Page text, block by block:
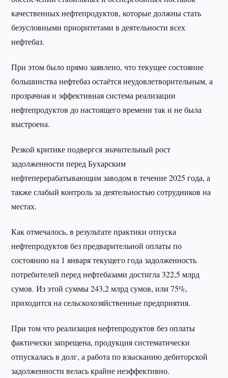
качественных нефтепродуктов, которые должны стать
безусловными приоритетами в деятельности всех
нефтебаз.
При этом было прямо заявлено, что текущее состояние
большинства нефтебаз остаётся неудовлетворительным, а
прозрачная и эффективная система реализации
нефтепродуктов до настоящего времени так и не была
выстроена.
Резкой критике подвергся значительный рост
задолженности перед Бухарским
нефтеперерабатывающим заводом в течение 2025 года, а
также слабый контроль за деятельностью сотрудников на
местах.
Как отмечалось, в результате практики отпуска
нефтепродуктов без предварительной оплаты по
состоянию на 1 января текущего года задолженность
потребителей перед нефтебазами достигла 322,5 млрд
сумов. Из этой суммы 243,2 млрд сумов, или 75%,
приходится на сельскохозяйственные предприятия.
При том что реализация нефтепродуктов без оплаты
фактически запрещена, продукция систематически
отпускалась в долг, а работа по взысканию дебиторской
задолженности велась крайне неэффективно.